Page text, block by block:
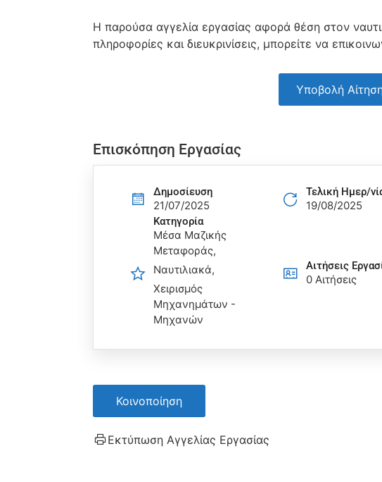
Η παρούσα αγγελία εργασίας αφορά θέση στον
πληροφορίες και διευκρινίσεις, μπορείτε να
Υποβολή
Επισκόπηση Εργασίας
Δημοσίευση
21/07/2025
Τελική Ημερ/
19/08/2025
Κατηγορία
Μέσα Μαζικής
Μεταφοράς
Ναυτιλιακά
Χειρισμός
Μηχανημάτων -
Μηχανών
Αιτήσεις
0 Αιτήσεις
Κοινοποίηση
Εκτύπωση Αγγελίας Εργασίας